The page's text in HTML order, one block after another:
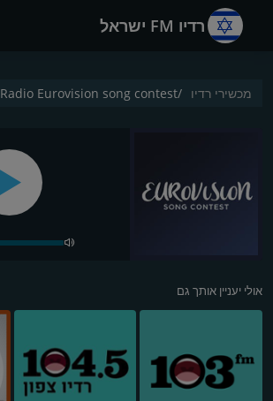
רדיו FM ישראל
מכשירי רדיו Radio Eurovision song contest
אולי יעניין אותך גם